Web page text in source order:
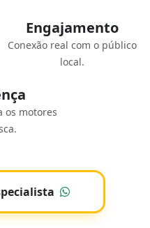
Engajamento
Conexão real com o público
local.
os motores